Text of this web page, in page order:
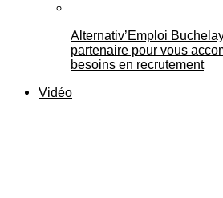
Alternativ’Emploi
partenaire pour vous
besoins en recrutement
Vidéo